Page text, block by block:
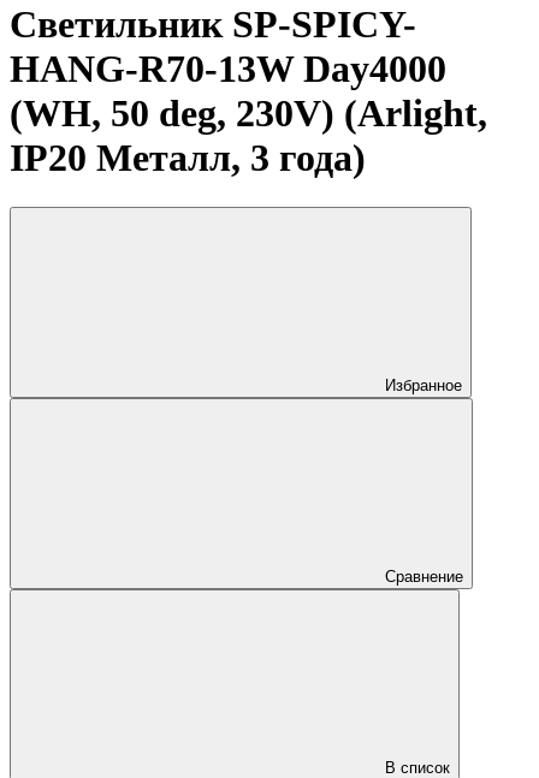
Светильник SP-SPICY-
HANG-R70-13W Day4000
(WH, 50 deg, 230V) (Arlight,
IP20 Металл, 3 года)
Избранное
Сравнение
В список